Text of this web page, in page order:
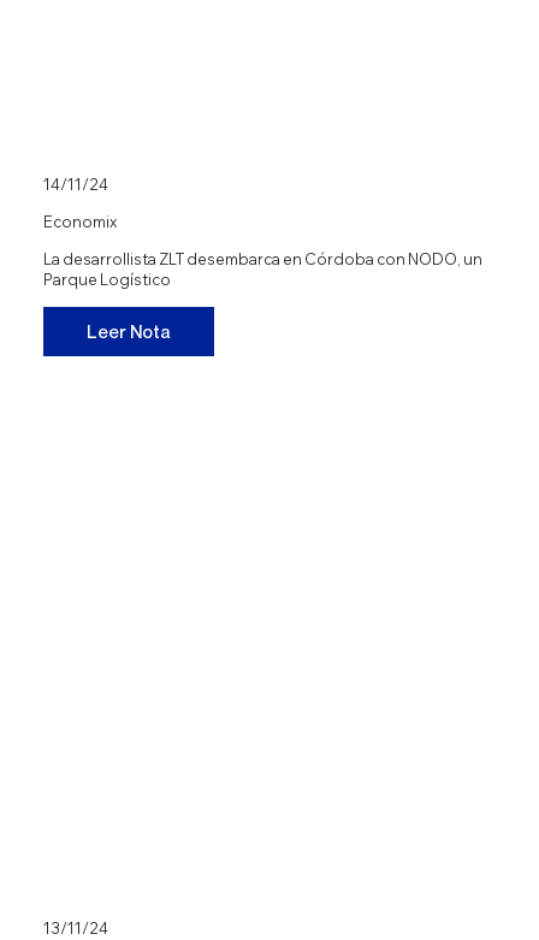
14/11/24
Economix
La desarrollista ZLT desembarca en Córdoba con NODO, un
Parque Logístico
Leer Nota
13/11/24